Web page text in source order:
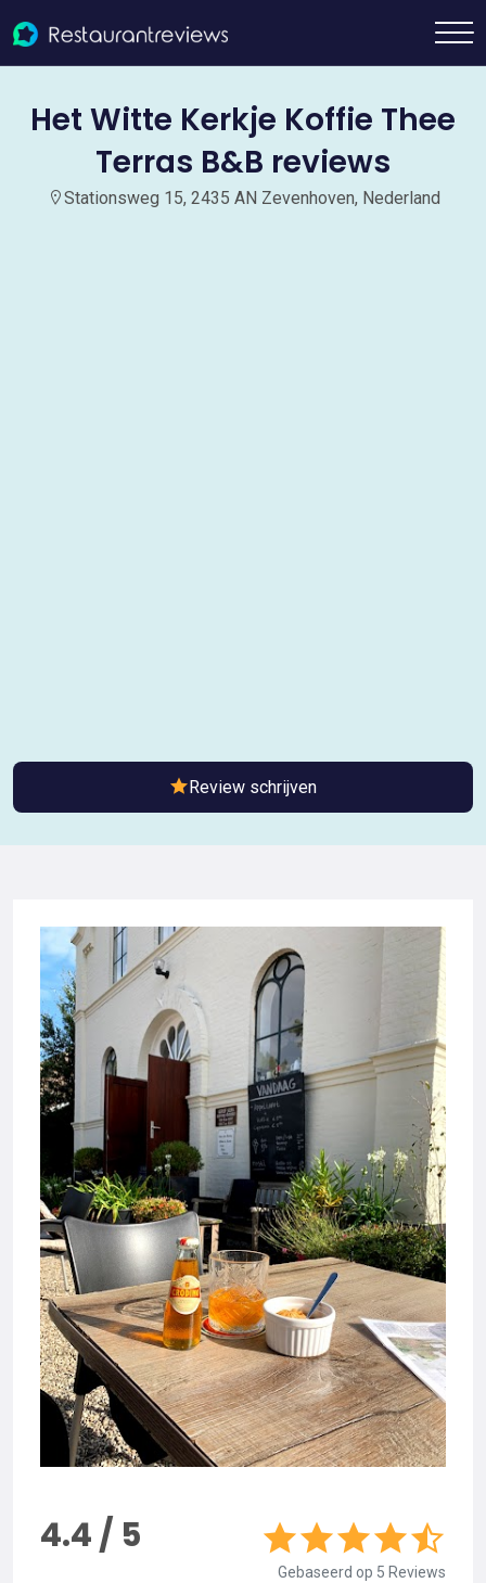
Het Witte Kerkje Koffie Thee
Terras B&B reviews
Stationsweg 15, 2435 AN Zevenhoven, Nederland
Review schrijven
4.4 / 5
Gebaseerd op 5 Reviews